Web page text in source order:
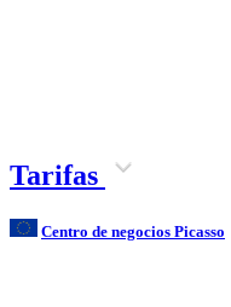
Tarifas
Centro de negocios Picasso